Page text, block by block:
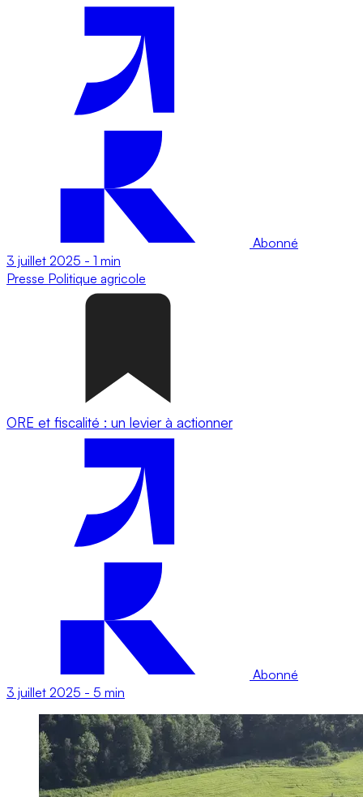
Abonné
3 juillet 2025 - 1 min
Presse Politique agricole
ORE et fiscalité : un levier à actionner
Abonné
3 juillet 2025 - 5 min